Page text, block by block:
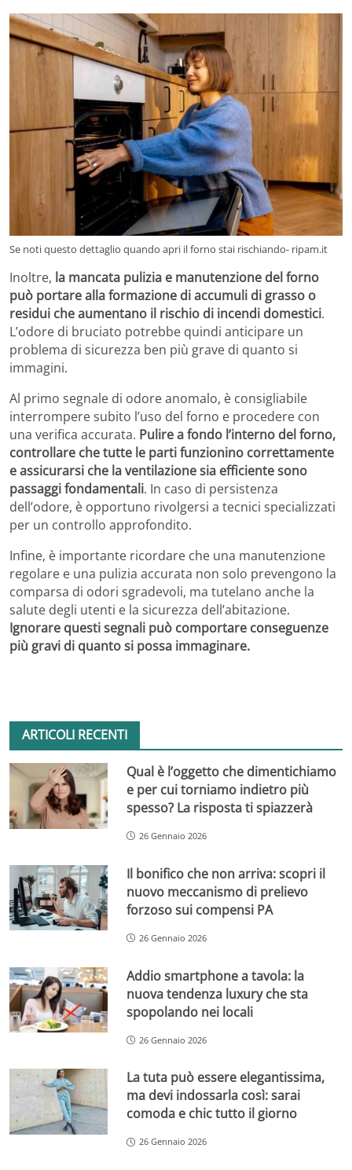
Se noti questo dettaglio quando apri il forno stai rischiando- ripam.it
Inoltre, la mancata pulizia e manutenzione del forno
può portare alla formazione di accumuli di grasso o
residui che aumentano il rischio di incendi domestici.
L’odore di bruciato potrebbe quindi anticipare un
problema di sicurezza ben più grave di quanto si
immagini.
Al primo segnale di odore anomalo, è consigliabile
interrompere subito l’uso del forno e procedere con
una verifica accurata. Pulire a fondo l’interno del forno,
controllare che tutte le parti funzionino correttamente
e assicurarsi che la ventilazione sia efficiente sono
passaggi fondamentali. In caso di persistenza
dell’odore, è opportuno rivolgersi a tecnici specializzati
per un controllo approfondito.
Infine, è importante ricordare che una manutenzione
regolare e una pulizia accurata non solo prevengono la
comparsa di odori sgradevoli, ma tutelano anche la
salute degli utenti e la sicurezza dell’abitazione.
Ignorare questi segnali può comportare conseguenze
più gravi di quanto si possa immaginare.
ARTICOLI RECENTI
Qual è l’oggetto che dimentichiamo
e per cui torniamo indietro più
spesso? La risposta ti spiazzerà
26 Gennaio 2026
Il bonifico che non arriva: scopri il
nuovo meccanismo di prelievo
forzoso sui compensi PA
26 Gennaio 2026
Addio smartphone a tavola: la
nuova tendenza luxury che sta
spopolando nei locali
26 Gennaio 2026
La tuta può essere elegantissima,
ma devi indossarla così: sarai
comoda e chic tutto il giorno
26 Gennaio 2026